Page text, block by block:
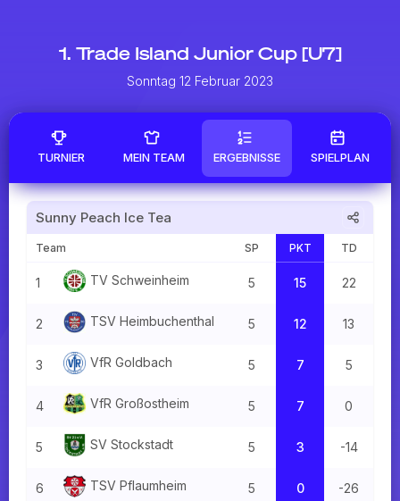
1. Trade Island Junior Cup [U7]
Sonntag 12 Februar 2023
TURNIER MEIN TEAM ERGEBNISSE SPIELPLAN
Sunny Peach Ice Tea
Team SP PKT TD
1 TV Schweinheim 5 15 22
2 TSV Heimbuchenthal 5 12 13
3 VfR Goldbach 5 7 5
4 VfR Großostheim 5 7 0
5 SV Stockstadt 5 3 -14
6 TSV Pflaumheim 5 0 -26